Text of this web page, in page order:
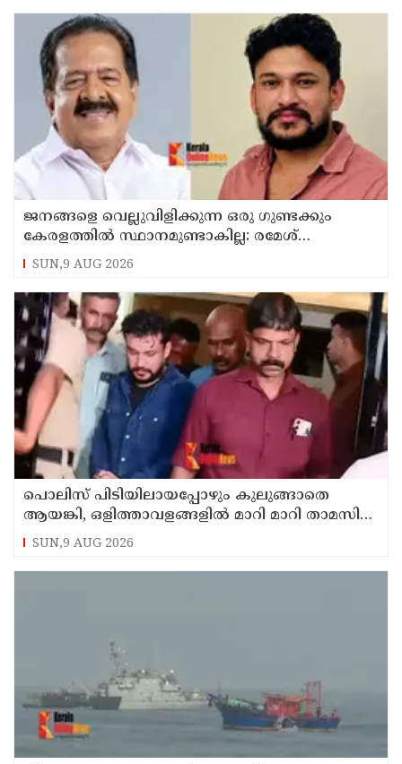
ജനങ്ങളെ വെല്ലുവിളിക്കുന്ന ഒരു ഗുണ്ടക്കും
കേരളത്തില്‍ സ്ഥാനമുണ്ടാകില്ല: രമേശ്
ചെന്നിത്തല
SUN,9 AUG 2026
പൊലിസ് പിടിയിലായപ്പോഴും കുലുങ്ങാതെ
ആയങ്കി, ഒളിത്താവളങ്ങളില്‍ മാറി മാറി താമസിച്ച്
കണ്ണൂരിലെ ക്വട്ടേഷന്‍ നേതാവ്
SUN,9 AUG 2026